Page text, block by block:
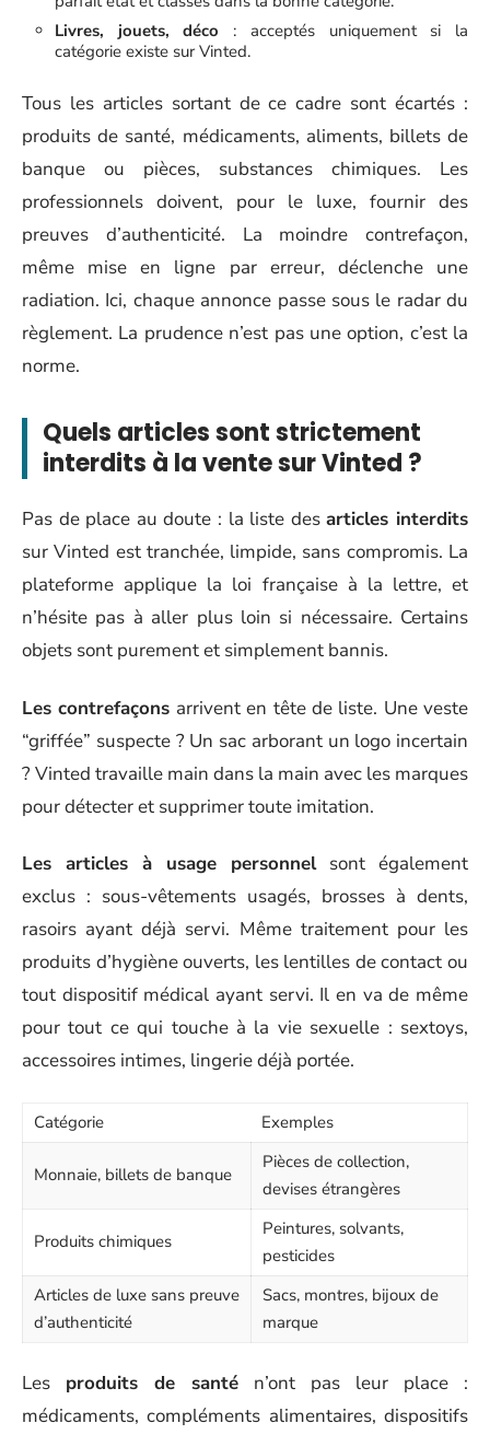
Livres, jouets, déco : acceptés uniquement si la
catégorie existe sur Vinted.
Tous les articles sortant de ce cadre sont écartés :
produits de santé, médicaments, aliments, billets de
banque ou pièces, substances chimiques. Les
professionnels doivent, pour le luxe, fournir des
preuves d’authenticité. La moindre contrefaçon,
même mise en ligne par erreur, déclenche une
radiation. Ici, chaque annonce passe sous le radar du
règlement. La prudence n’est pas une option, c’est la
norme.
Quels articles sont strictement
interdits à la vente sur Vinted ?
Pas de place au doute : la liste desarticles interdits
sur Vinted est tranchée, limpide, sans compromis. La
plateforme applique la loi française à la lettre, et
n’hésite pas à aller plus loin si nécessaire. Certains
objets sont purement et simplement bannis.
Les contrefaçons arrivent en tête de liste. Une veste
“griffée” suspecte ? Un sac arborant un logo incertain
? Vinted travaille main dans la main avec les marques
pour détecter et supprimer toute imitation.
Les articles à usage personnelsont également
exclus : sous-vêtements usagés, brosses à dents,
rasoirs ayant déjà servi. Même traitement pour les
produits d’hygiène ouverts, les lentilles de contact ou
tout dispositif médical ayant servi. Il en va de même
pour tout ce qui touche à la vie sexuelle : sextoys,
accessoires intimes, lingerie déjà portée.
Catégorie Exemples
Monnaie, billets de banque
Pièces de collection,
devises étrangères
Produits chimiques
Peintures, solvants,
pesticides
Articles de luxe sans preuve
d’authenticité
Sacs, montres, bijoux de
marque
Les produits de santé n’ont pas leur place :
médicaments, compléments alimentaires, dispositifs